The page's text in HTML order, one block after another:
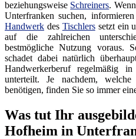
beziehungsweise Schreiners.
Unterfranken suchen,
Handwerk des Tischlerssetzt ein
auf die zahlreichen
bestmögliche Nutzung voraus.
schadet dabei natürlich
Handwerkerberuf regelmäßig
unterteilt. Je nachdem,
benötigen, finden Sie so immer
Was tut Ihr
Hofheim in